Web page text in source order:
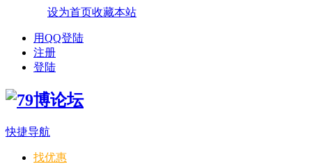
设为首页收藏本站
用QQ登陆
注册
登陆
快捷导航
找优惠